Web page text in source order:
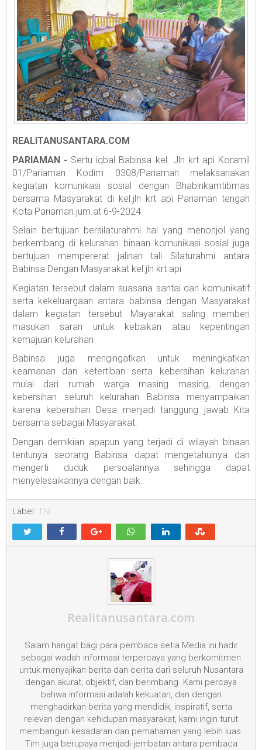
REALITANUSANTARA.COM
PARIAMAN - Sertu iqbal Babinsa kel. Jln krt api Koramil
01/Pariaman Kodim 0308/Pariaman melaksanakan
kegiatan komunikasi sosial dengan Bhabinkamtibmas
bersama Masyarakat di kel.jln krt api Pariaman tengah
Kota Pariaman.jum.at 6-9-2024.
Selain bertujuan bersilaturahmi hal yang menonjol yang
berkembang di kelurahan binaan komunikasi sosial juga
bertujuan mempererat jalinan tali Silaturahmi antara
Babinsa Dengan Masyarakat kel.jln krt api
Kegiatan tersebut dalam suasana santai dan komunikatif
serta kekeluargaan antara babinsa dengan Masyarakat
dalam kegiatan tersebut Mayarakat saling memberi
masukan saran untuk kebaikan atau kepentingan
kemajuan kelurahan
Babinsa juga mengingatkan untuk meningkatkan
keamanan dan ketertiban serta kebersihan kelurahan
mulai dari rumah warga masing masing, dengan
kebersihan seluruh kelurahan Babinsa menyampaikan
karena kebersihan Desa menjadi tanggung jawab Kita
bersama sebagai Masyarakat.
Dengan demikian apapun yang terjadi di wilayah binaan
tentunya seorang Babinsa dapat mengetahuinya dan
mengerti duduk persoalannya sehingga dapat
menyelesaikannya dengan baik.
Label: TNI
Realitanusantara.com
Salam hangat bagi para pembaca setia Media ini hadir
sebagai wadah informasi terpercaya yang berkomitmen
untuk menyajikan berita dan cerita dari seluruh Nusantara
dengan akurat, objektif, dan berimbang. Kami percaya
bahwa informasi adalah kekuatan, dan dengan
menghadirkan berita yang mendidik, inspiratif, serta
relevan dengan kehidupan masyarakat, kami ingin turut
membangun kesadaran dan pemahaman yang lebih luas.
Tim juga berupaya menjadi jembatan antara pembaca